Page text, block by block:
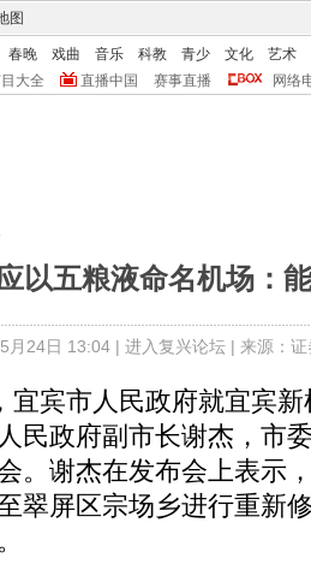
图
春晚 戏曲 音乐 科教 青少 文化
艺术
大全 直播中国 赛事直播 网络
以五粮液命名机场：
月24日 13:04 | 进入复兴论坛| 来源：
宾市人民政府就宜宾新
民政府副市长谢杰，市
。谢杰在发布会上表示
翠屏区宗场乡进行重新